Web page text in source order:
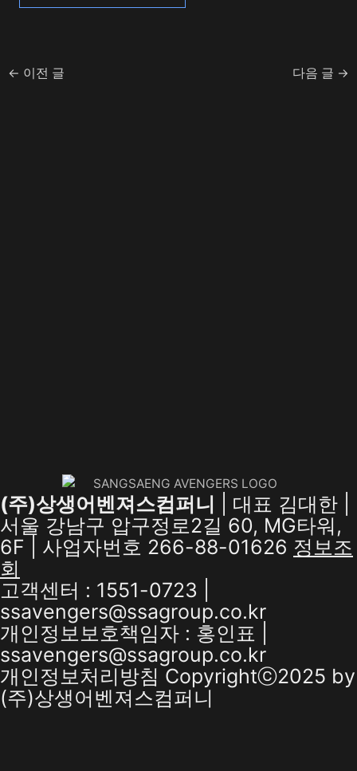
← 이전 글 다음 글 →
(주)상생어벤져스컴퍼니 | 대표 김대한 |
서울 강남구 압구정로2길 60, MG타워,
6F | 사업자번호 266-88-01626 정보조
회
고객센터 : 1551-0723 |
ssavengers@ssagroup.co.kr
개인정보보호책임자 : 홍인표 |
ssavengers@ssagroup.co.kr
개인정보처리방침 Copyrightⓒ2025 by
(주)상생어벤져스컴퍼니